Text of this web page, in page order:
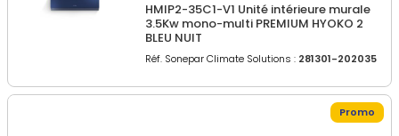
HMIP2-35C1-V1 Unité intérieure murale
3.5Kw mono-multi PREMIUM HYOKO 2
BLEU NUIT
Réf. Sonepar Climate Solutions : 281301-202035
Promo